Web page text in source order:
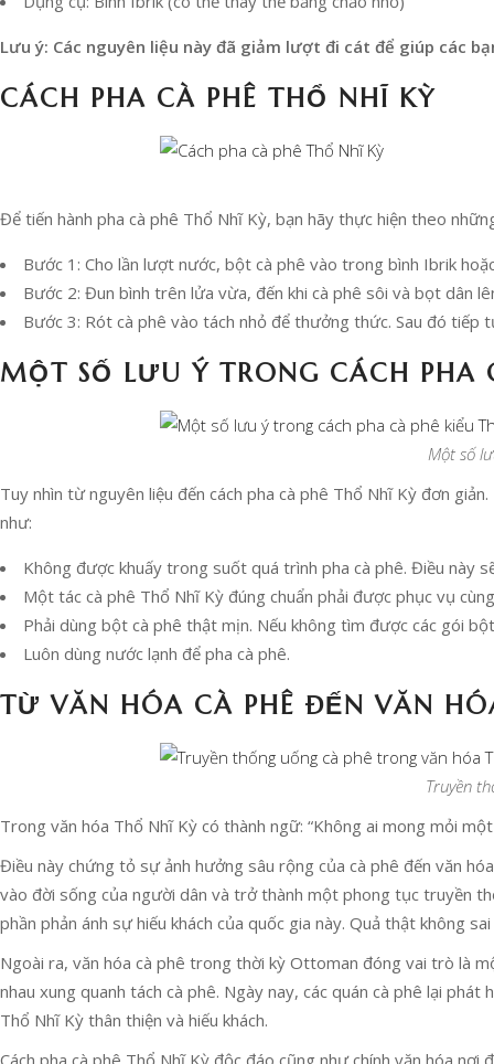
Lưu ý: Các nguyên liệu này đã giảm lượt đi cát để giúp các
CÁCH PHA CÀ PHÊ THỔ NHĨ KỲ
Để tiến hành pha cà phê Thổ Nhĩ Kỳ, bạn hãy thực hiện theo
Bước 1: Cho lần lượt nước, bột cà phê vào trong bình Ibrik
Bước 2: Đun bình trên lửa vừa, đến khi cà phê sôi và bọt dân
Bước 3: Rót cà phê vào tách nhỏ để thưởng thức. Sau đó
MỘT SỐ LƯU Ý TRONG CÁCH PHA
Một số
Tuy nhìn từ nguyên liệu đến cách pha cà phê Thổ Nhĩ Kỳ đơn
như:
Không được khuấy trong suốt quá trình pha cà phê. Điều này
Một tác cà phê Thổ Nhĩ Kỳ đúng chuẩn phải được phục vụ
Phải dùng bột cà phê thật mịn. Nếu không tìm được các gói
Luôn dùng nước lạnh để pha cà phê.
TỪ VĂN HÓA CÀ PHÊ ĐẾN VĂN
Truyền
Trong văn hóa Thổ Nhĩ Kỳ có thành ngữ: “Không ai mong mỏi
Điều này chứng tỏ sự ảnh hưởng sâu rộng của cà phê đến văn
vào đời sống của người dân và trở thành một phong tục truyền
phần phản ánh sự hiếu khách của quốc gia này. Quả thật không
Ngoài ra, văn hóa cà phê trong thời kỳ Ottoman đóng vai trò là
nhau xung quanh tách cà phê. Ngày nay, các quán cà phê lại
Thổ Nhĩ Kỳ thân thiện và hiếu khách.
Cách pha cà phê Thổ Nhĩ Kỳ độc đáo cũng như chính văn hóa